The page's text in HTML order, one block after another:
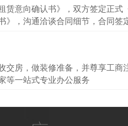
赁意向确认书》，双方签定正式
》，沟通洽谈合同细节，合同签
交房，做装修准备，并尊享工商
等一站式专业办公服务